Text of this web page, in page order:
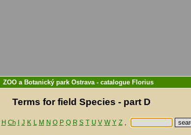
ZOO a Botanický park Ostrava- catalogue Florius
Terms for field Species - part D
H Ch J K L M N O P Q R S T U V W Y Z,